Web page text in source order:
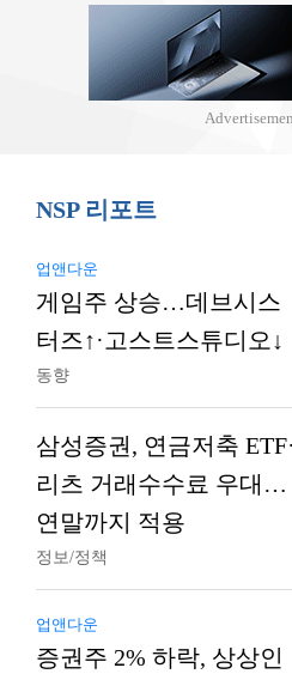
NSP 리포트
업앤다운
게임주 상승…데브시스
터즈↑·고스트스튜디오↓
동향
삼성증권, 연금저축 ETF·
리츠 거래수수료 우대…
연말까지 적용
정보/정책
업앤다운
증권주 2% 하락, 상상인